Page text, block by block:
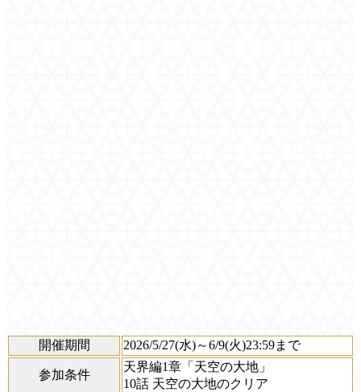
開催期間 2026/5/27(水)～6/9(火)23:59まで
参加条件
天界編1章「天空の大地」
10話 天空の大地のクリア